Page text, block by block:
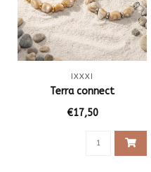
IXXXI
Terra connect
€17,50